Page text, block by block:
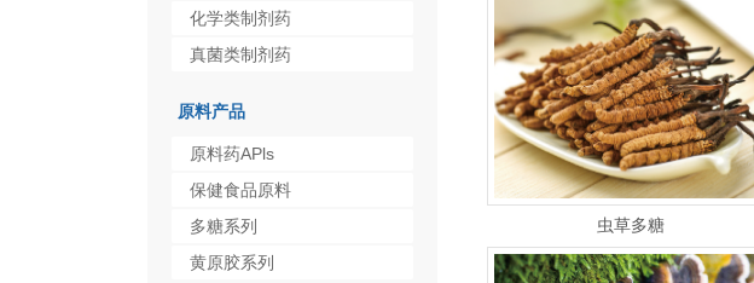
化学类制剂药
真菌类制剂药
原料产品
原料药APls
保健食品原料
多糖系列
黄原胶系列
虫草多糖